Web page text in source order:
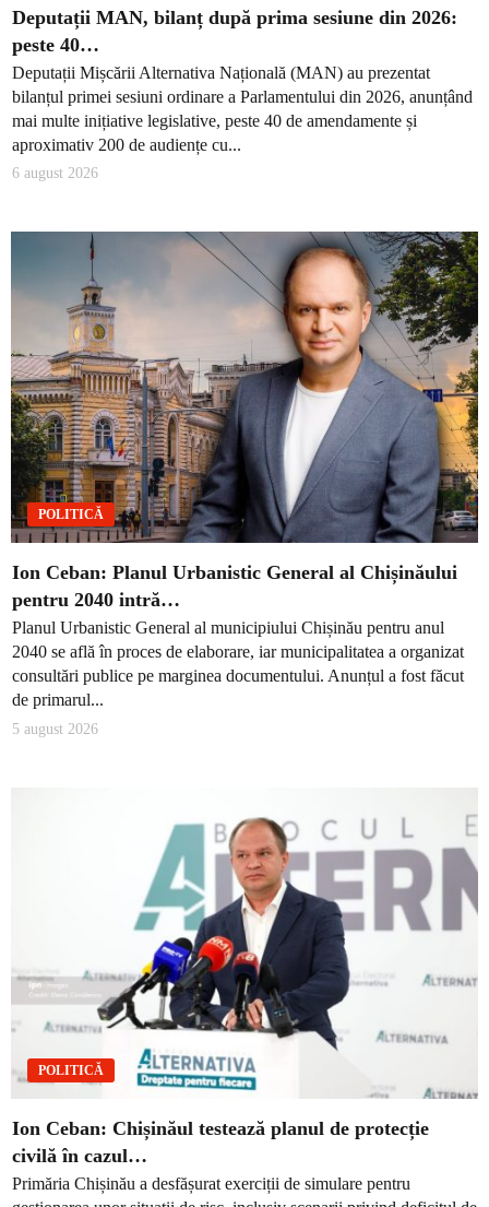
Deputații MAN, bilanț după prima sesiune din 2026:
peste 40…
Deputații Mișcării Alternativa Națională (MAN) au prezentat
bilanțul primei sesiuni ordinare a Parlamentului din 2026, anunțând
mai multe inițiative legislative, peste 40 de amendamente și
aproximativ 200 de audiențe cu...
6 august 2026
POLITICĂ
Ion Ceban: Planul Urbanistic General al Chișinăului
pentru 2040 intră…
Planul Urbanistic General al municipiului Chișinău pentru anul
2040 se află în proces de elaborare, iar municipalitatea a organizat
consultări publice pe marginea documentului. Anunțul a fost făcut
de primarul...
5 august 2026
POLITICĂ
Ion Ceban: Chișinăul testează planul de protecție
civilă în cazul…
Primăria Chișinău a desfășurat exerciții de simulare pentru